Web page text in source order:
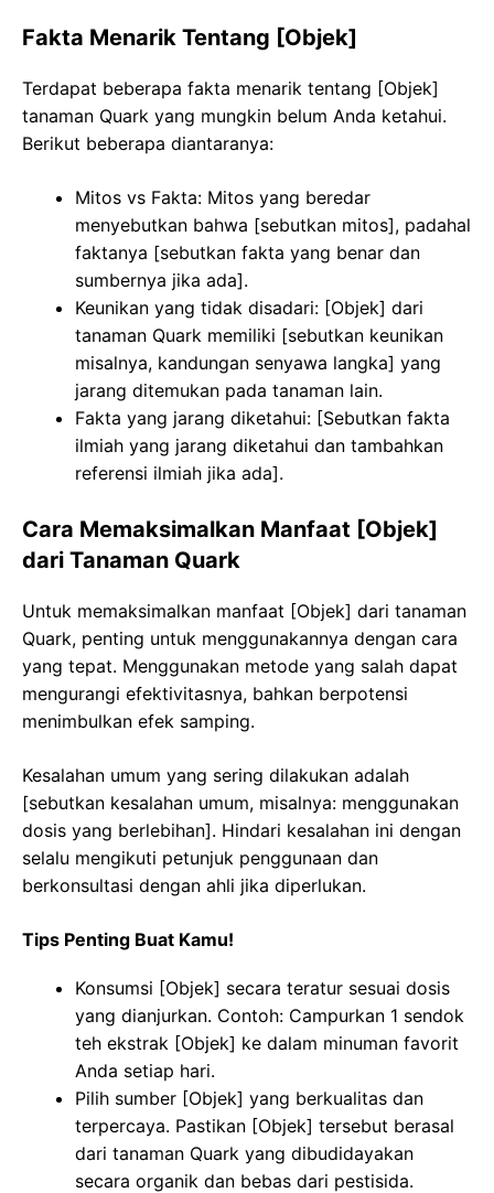
Fakta Menarik Tentang [Objek]
Terdapat beberapa fakta menarik tentang [Objek]
tanaman Quark yang mungkin belum Anda ketahui.
Berikut beberapa diantaranya:
Mitos vs Fakta: Mitos yang beredar
menyebutkan bahwa [sebutkan mitos], padahal
faktanya [sebutkan fakta yang benar dan
sumbernya jika ada].
Keunikan yang tidak disadari: [Objek] dari
tanaman Quark memiliki [sebutkan keunikan
misalnya, kandungan senyawa langka] yang
jarang ditemukan pada tanaman lain.
Fakta yang jarang diketahui: [Sebutkan fakta
ilmiah yang jarang diketahui dan tambahkan
referensi ilmiah jika ada].
Cara Memaksimalkan Manfaat [Objek]
dari Tanaman Quark
Untuk memaksimalkan manfaat [Objek] dari tanaman
Quark, penting untuk menggunakannya dengan cara
yang tepat. Menggunakan metode yang salah dapat
mengurangi efektivitasnya, bahkan berpotensi
menimbulkan efek samping.
Kesalahan umum yang sering dilakukan adalah
[sebutkan kesalahan umum, misalnya: menggunakan
dosis yang berlebihan]. Hindari kesalahan ini dengan
selalu mengikuti petunjuk penggunaan dan
berkonsultasi dengan ahli jika diperlukan.
Tips Penting Buat Kamu!
Konsumsi [Objek] secara teratur sesuai dosis
yang dianjurkan. Contoh: Campurkan 1 sendok
teh ekstrak [Objek] ke dalam minuman favorit
Anda setiap hari.
Pilih sumber [Objek] yang berkualitas dan
terpercaya. Pastikan [Objek] tersebut berasal
dari tanaman Quark yang dibudidayakan
secara organik dan bebas dari pestisida.